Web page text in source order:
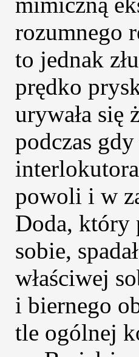
rozumnego
to jednak
prędko
urywała się
podczas
powoli i w
Doda, który
sobie,
właściwej
i biernego
tle ogólnej